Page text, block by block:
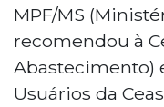
MPF/MS
recomendou à
Abastecimento)
Usuários da